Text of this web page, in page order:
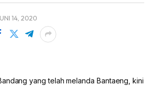
14, 2020
yang telah melanda Bantaeng, kini